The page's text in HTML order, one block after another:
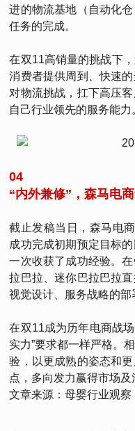
进的物流基地（自动化
任务的完成。
在双11高销量的挑战下
消费者提供周到、快速
对物流挑战，扛下高压
自己行业领先的服务能力
04
“内外兼修”，森马电
截止发稿当日，森马电
成功完成初期预定目标
一次收获了成功经验。
拉巴拉、迷你巴拉巴拉
视觉设计、服务战略的部
在双11成为历年电商战
实力”要求都一样严格。
验，以更成熟的姿态和
点，多向发力赢得市场及
文章来源：母婴行业观察